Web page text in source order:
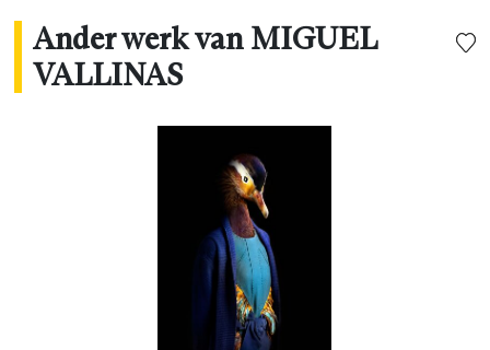
Ander werk van MIGUEL
VALLINAS